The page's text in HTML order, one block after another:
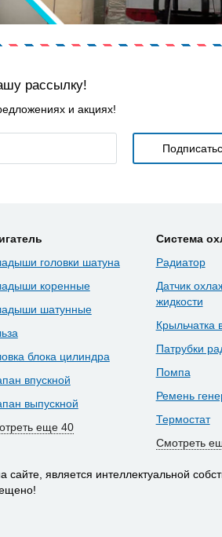
рассылку!
и акциях!
головки шатуна
коренные
шатунные
блока цилиндра
впускной
выпускной
еще 40
Система
Радиатор
Датчик
жидкости
Крыльчатка
Патрубки
Помпа
Ремень
Термостат
Смотреть
сайте, является интеллектуальной